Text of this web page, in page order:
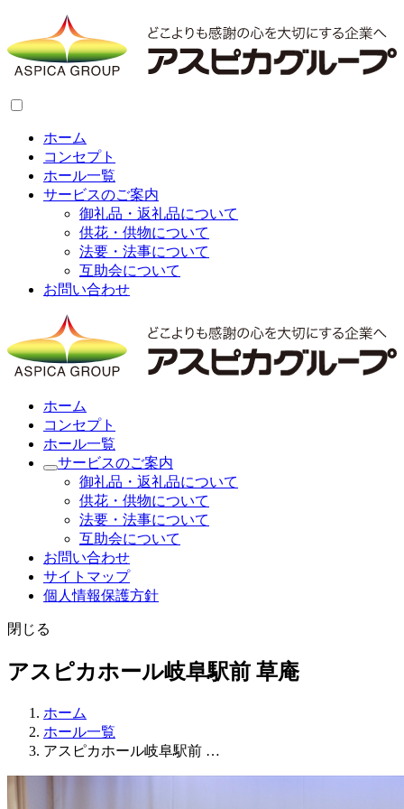
ホーム
コンセプト
ホール一覧
サービスのご案内
御礼品・返礼品について
供花・供物について
法要・法事について
互助会について
お問い合わせ
ホーム
コンセプト
ホール一覧
サービスのご案内
御礼品・返礼品について
供花・供物について
法要・法事について
互助会について
お問い合わせ
サイトマップ
個人情報保護方針
閉じる
アスピカホール岐阜駅前 草庵
ホーム
ホール一覧
アスピカホール岐阜駅前 …